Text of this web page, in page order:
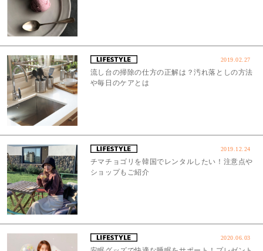
2019.02.27
流し台の掃除の仕方の正解は？汚れ落としの方法
や毎日のケアとは
2019.12.24
チマチョゴリを韓国でレンタルしたい！注意点や
ショップもご紹介
2020.06.03